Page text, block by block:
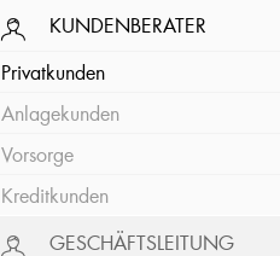
KUNDENBERATER
Privatkunden
Anlagekunden
Vorsorge
Kreditkunden
GESCHÄFTSLEITUNG